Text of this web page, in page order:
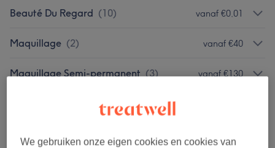
Beauté Du Regard (10) vanaf €0,01
Maquillage (2) vanaf €40
Maquillage Semi-permanent (3) vanaf €130
Massages Relaxants (2 )
We gebruiken onze eigen cookies en cookies van